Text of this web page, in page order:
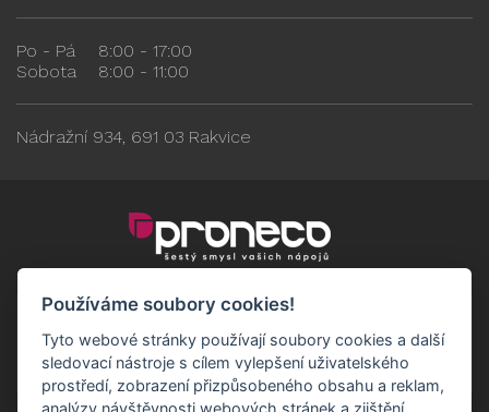
Po - Pá
8:00 - 17:00
Sobota
8:00 - 11:00
Nádražní 934, 691 03 Rakvice
Používáme soubory cookies!
Tyto webové stránky používají soubory cookies a další
sledovací nástroje s cílem vylepšení uživatelského
prostředí, zobrazení přizpůsobeného obsahu a reklam,
analýzy návštěvnosti webových stránek a zjištění